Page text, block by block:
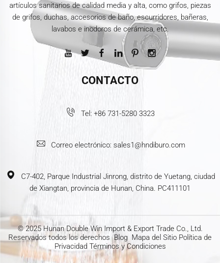
artículos sanitarios de calidad media y alta, como grifos, piezas
de grifos, duchas, accesorios de baño, escurridores, bañeras,
lavabos e inodoros de cerámica, etc.
CONTACTO
Tel: +86 731-5280 3323
Correo electrónico: sales1@hndiburo.com
C7-402, Parque Industrial Jinrong, distrito de Yuetang, ciudad
de Xiangtan, provincia de Hunan, China. PC411101
© 2025 Hunan Double Win Import & Export Trade Co., Ltd.
Reservados todos los derechosBlog Mapa del Sitio Política de
Privacidad Términos y Condiciones